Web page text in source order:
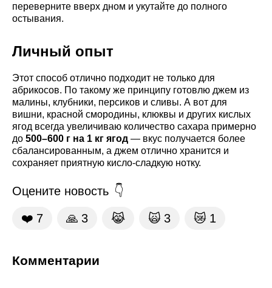
переверните вверх дном и укутайте до полного
остывания.
Личный опыт
Этот способ отлично подходит не только для
абрикосов. По такому же принципу готовлю джем из
малины, клубники, персиков и сливы. А вот для
вишни, красной смородины, клюквы и других кислых
ягод всегда увеличиваю количество сахара примерно
до 500–600 г на 1 кг ягод — вкус получается более
сбалансированным, а джем отлично хранится и
сохраняет приятную кисло-сладкую нотку.
Оцените новость
❤️ 7 🙏 3 😹 🙀 3 😿 1
Комментарии